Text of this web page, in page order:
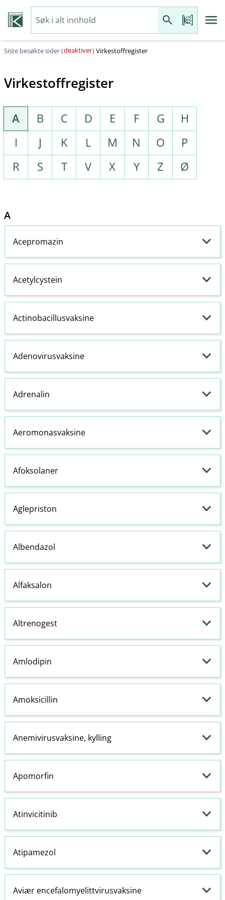
Siste besøkte sider (deaktiver)Virkestoffregister
Virkestoffregister
A B C D E F G
H
I
J K L M N O
P
R
S T V X Y Z Ø
A
Acepromazin
Acetylcystein
Actinobacillusvaksine
Adenovirusvaksine
Adrenalin
Aeromonasvaksine
Afoksolaner
Aglepriston
Albendazol
Alfaksalon
Altrenogest
Amlodipin
Amoksicillin
Anemivirusvaksine, kylling
Apomorfin
Atinvicitinib
Atipamezol
Aviær encefalomyelittvirusvaksine